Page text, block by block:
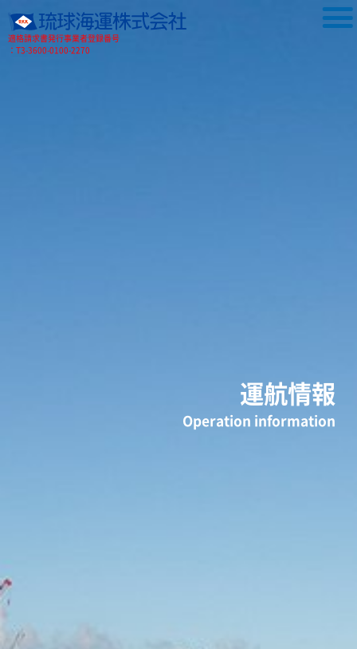
適格請求書発行事業者登録番号
：T3-3600-0100-2270
運航情報
Operation information